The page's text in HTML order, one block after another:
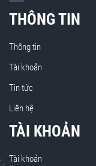
THÔNG TIN
Thông tin
Tài khoản
Tin tức
Liên hệ
TÀI KHOẢN
Tài khoản